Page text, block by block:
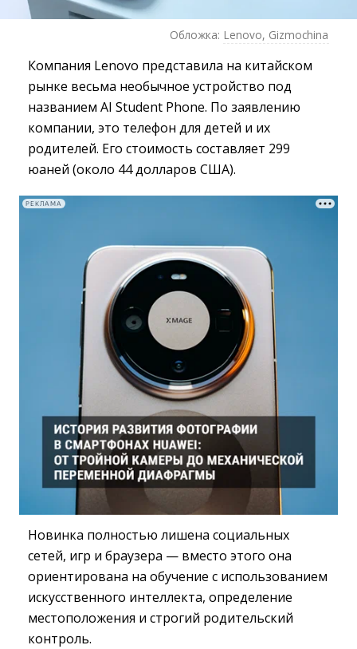
Обложка: Lenovo, Gizmochina
Компания Lenovo представила на китайском
рынке весьма необычное устройство под
названием AI Student Phone. По заявлению
компании, это телефон для детей и их
родителей. Его стоимость составляет 299
юаней (около 44 долларов США).
РЕКЛАМА
Новинка полностью лишена социальных
сетей, игр и браузера — вместо этого она
ориентирована на обучение с использованием
искусственного интеллекта, определение
местоположения и строгий родительский
контроль.